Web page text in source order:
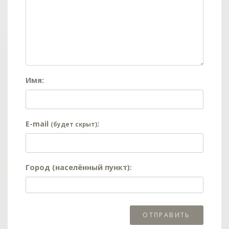
Имя:
E-mail (будет скрыт):
Город (населённый пункт):